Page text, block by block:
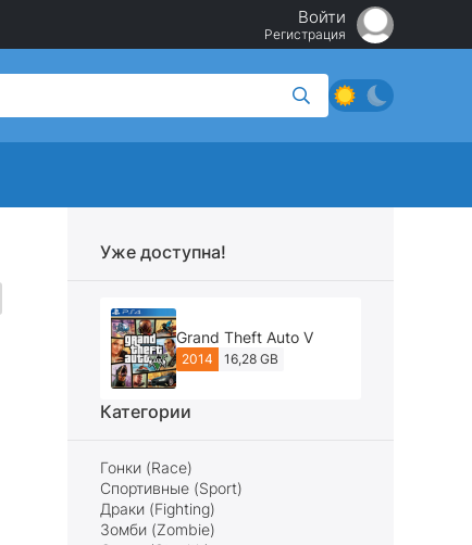
Войти
Регистрация
Уже доступна!
Grand Theft Auto V
2014 16,28 GB
Категории
Гонки (Race)
Спортивные (Sport)
Драки (Fighting)
Зомби (Zombie)